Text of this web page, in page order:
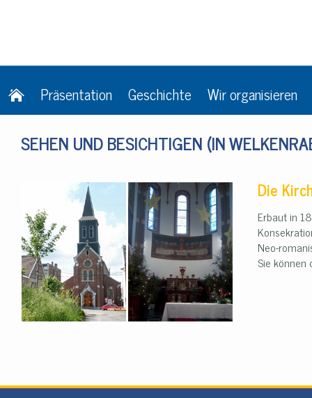
Präsentation Geschichte Wir organisieren
SEHEN UND BESICHTIGEN (IN
Die
Erbaut in
Neo-
Sie können